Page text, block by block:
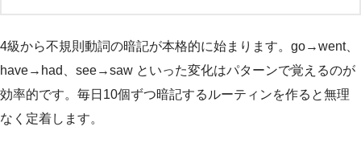
4級から不規則動詞の暗記が本格的に始まります。go→went、
have→had、see→saw といった変化はパターンで覚えるのが
効率的です。毎日10個ずつ暗記するルーティンを作ると無理
なく定着します。